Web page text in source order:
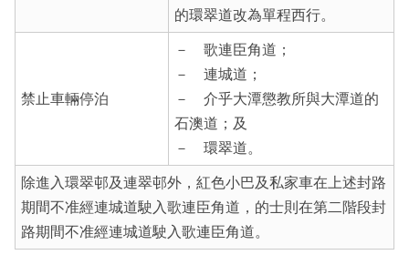
的環翠道改為單程西行。
禁止車輛停泊
－ 歌連臣角道；
－ 連城道；
－ 介乎大潭懲教所與大潭道的
石澳道；及
－ 環翠道。
除進入環翠邨及連翠邨外，紅色小巴及私家車在上述封路
期間不准經連城道駛入歌連臣角道，的士則在第二階段封
路期間不准經連城道駛入歌連臣角道。